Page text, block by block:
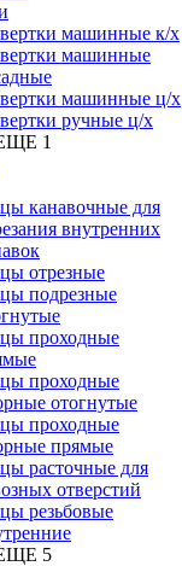
машинные к/х
машинные
машинные ц/х
ручные ц/х
1
канавочные для
внутренних
отрезные
подрезные
проходные
проходные
отогнутые
проходные
прямые
расточные для
отверстий
резьбовые
5